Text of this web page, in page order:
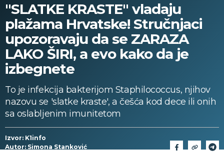
"SLATKE KRASTE" vladaju
plažama Hrvatske! Stručnjaci
upozoravaju da se ZARAZA
LAKO ŠIRI, a evo kako da je
izbegnete
To je infekcija bakterijom Staphilococcus, njihov
nazovu se 'slatke kraste', a češća kod dece ili onih
sa oslabljenim imunitetom
Izvor: K1info
Autor: Simona Stanković